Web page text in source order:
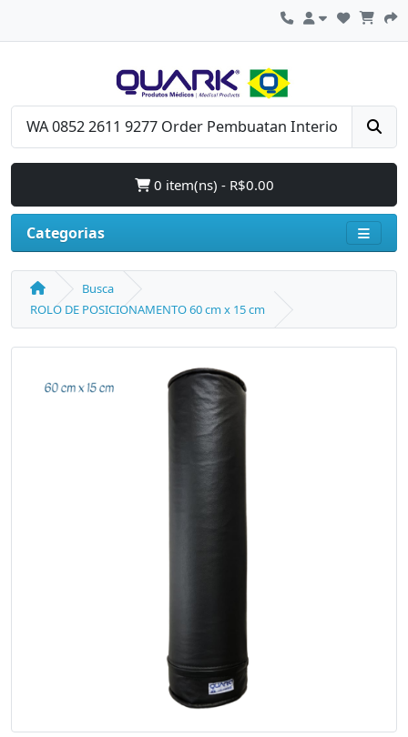
0 item(ns) - R$0.00
Categorias
Busca
ROLO DE POSICIONAMENTO 60 cm x 15 cm